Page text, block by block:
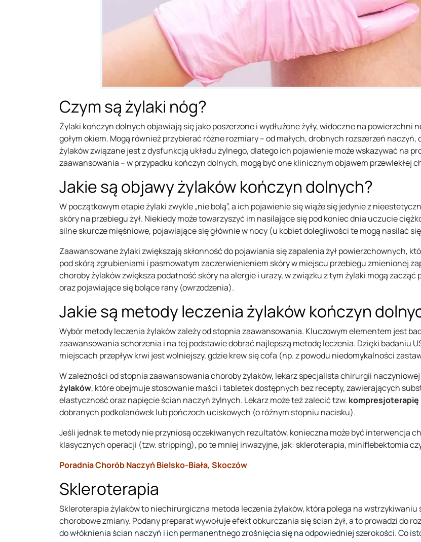
Czym są żylaki nóg?
Żylaki kończyn dolnych objawiają się jako poszerzone i wydłużone żyły, widoczne na powierzchni
gołym okiem. Mogą również przybierać różne rozmiary – od małych, drobnych rozszerzeń
żylaków związane jest z dysfunkcją układu żylnego, dlatego ich pojawienie może wskazywać na
zaawansowania – w przypadku kończyn dolnych, mogą być one klinicznym objawem przewlekłej
Jakie są objawy żylaków kończyn dolnych?
W początkowym etapie żylaki zwykle „nie bolą”, a ich pojawienie się wiąże się jedynie z
skóry na przebiegu żył. Niekiedy może towarzyszyć im nasilające się pod koniec dnia uczucie
silne skurcze mięśniowe, pojawiające się głównie w nocy (u kobiet dolegliwości te mogą nasilać
Zaawansowane żylaki zwiększają skłonność do pojawiania się zapalenia żył powierzchownych,
pod skórą zgrubieniami i pasmowatym zaczerwienieniem skóry w miejscu przebiegu zmienionej
choroby żylaków zwiększa podatność skóry na alergie i urazy, w związku z tym żylaki mogą
oraz pojawiające się bolące rany (owrzodzenia).
Jakie są metody leczenia żylaków kończyn
Wybór metody leczenia żylaków zależy od stopnia zaawansowania. Kluczowym elementem jest
zaawansowania schorzenia i na tej podstawie dobrać najlepszą metodę leczenia. Dzięki badaniu
miejscach przepływ krwi jest wolniejszy, gdzie krew się cofa (np. z powodu niedomykalności
W zależności od stopnia zaawansowania choroby żylaków, lekarz specjalista chirurgii
żylaków, które obejmuje stosowanie maści i tabletek dostępnych bez recepty, zawierających
elastyczność oraz napięcie ścian naczyń żylnych. Lekarz może też zalecić tzw.
dobranych podkolanówek lub pończoch uciskowych (o różnym stopniu nacisku).
Jeśli jednak te metody nie przyniosą oczekiwanych rezultatów, konieczna może być interwencja
klasycznych operacji (tzw. stripping), po te mniej inwazyjne, jak: skleroterapia, miniflebektomia
Poradnia Chorób Naczyń Bielsko-Biała, Skoczów
Skleroterapia
Skleroterapia żylaków to niechirurgiczna metoda leczenia żylaków, która polega na wstrzykiwaniu
chorobowe zmiany. Podany preparat wywołuje efekt obkurczania się ścian żył, a to prowadzi do
do włóknienia ścian naczyń i ich permanentnego zrośnięcia się na odpowiedniej szerokości. Co